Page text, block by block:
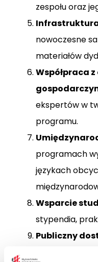
zespołu oraz
nowoczesne
materiałów
Współpraca
ekspertów w
programu.
programach
językach
Wsparcie
stypendia,
Publiczny
przejrzystość i